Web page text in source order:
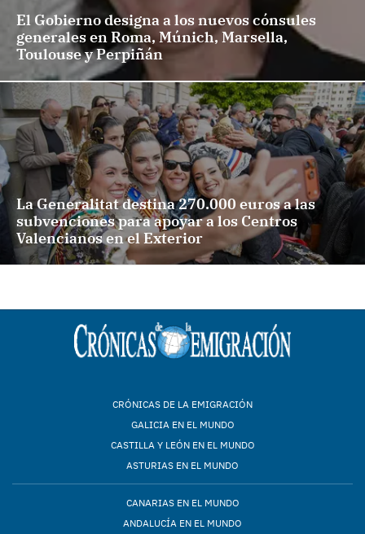
El Gobierno designa a los nuevos cónsules
generales en Roma, Múnich, Marsella,
Toulouse y Perpiñán
La Generalitat destina 270.000 euros a las
subvenciones para apoyar a los Centros
Valencianos en el Exterior
CRÓNICAS DE LA EMIGRACIÓN
GALICIA EN EL MUNDO
CASTILLA Y LEÓN EN EL MUNDO
ASTURIAS EN EL MUNDO
CANARIAS EN EL MUNDO
ANDALUCÍA EN EL MUNDO